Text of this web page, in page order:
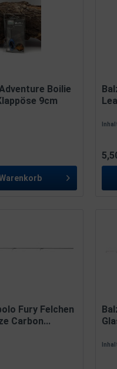
Boilie
9cm
Fury Felchen
Carbon...